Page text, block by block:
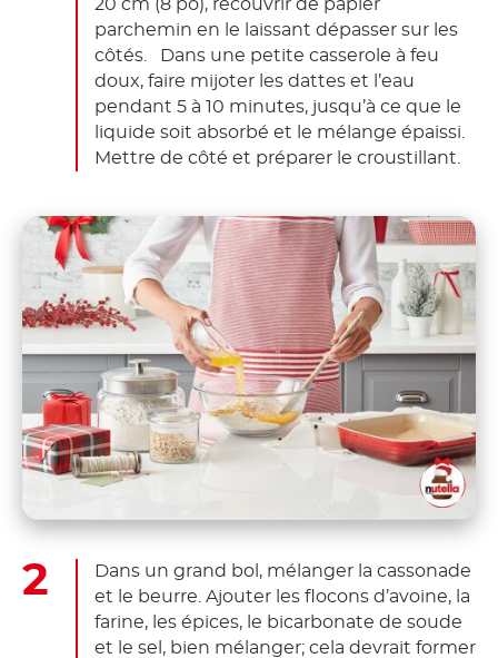
20 cm (8 po), recouvrir de papier
parchemin en le laissant dépasser sur les
côtés. Dans une petite casserole à feu
doux, faire mijoter les dattes et l’eau
pendant 5 à 10 minutes, jusqu’à ce que le
liquide soit absorbé et le mélange épaissi.
Mettre de côté et préparer le croustillant.
Dans un grand bol, mélanger la cassonade
et le beurre. Ajouter les flocons d’avoine, la
farine, les épices, le bicarbonate de soude
et le sel, bien mélanger; cela devrait former